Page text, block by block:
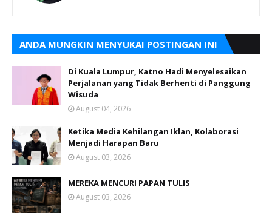
ANDA MUNGKIN MENYUKAI POSTINGAN INI
Di Kuala Lumpur, Katno Hadi Menyelesaikan
Perjalanan yang Tidak Berhenti di Panggung
Wisuda
August 04, 2026
Ketika Media Kehilangan Iklan, Kolaborasi
Menjadi Harapan Baru
August 03, 2026
MEREKA MENCURI PAPAN TULIS
August 03, 2026